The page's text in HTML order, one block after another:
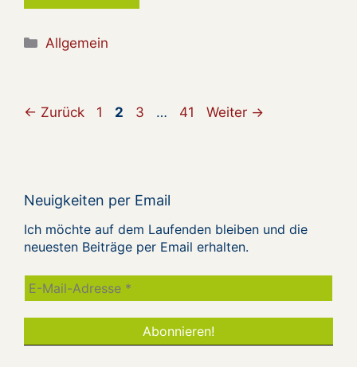
Kategorien
Allgemein
← Zurück Seite
1 Seite
2 Seite
3 … Seite
41 Weiter →
Neuigkeiten per Email
Ich möchte auf dem Laufenden bleiben und die
neuesten Beiträge per Email erhalten.